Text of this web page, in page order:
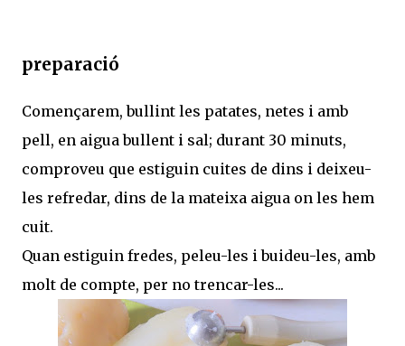
preparació
Començarem, bullint les patates, netes i amb
pell, en aigua bullent i sal; durant 30 minuts,
comproveu que estiguin cuites de dins i deixeu-
les refredar, dins de la mateixa aigua on les hem
cuit.
Quan estiguin fredes, peleu-les i buideu-les, amb
molt de compte, per no trencar-les...